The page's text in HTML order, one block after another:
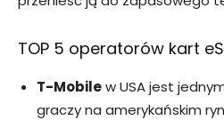
TOP 5 operatorów kart
T-Mobilew USA jest
graczy na amerykańskim